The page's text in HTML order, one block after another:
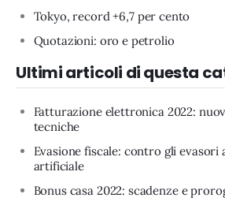
Tokyo, record +6,7 per cento
Quotazioni: oro e petrolio
Ultimi articoli di questa
Fatturazione elettronica 2022:
tecniche
Evasione fiscale: contro gli evasori
artificiale
Bonus casa 2022: scadenze e